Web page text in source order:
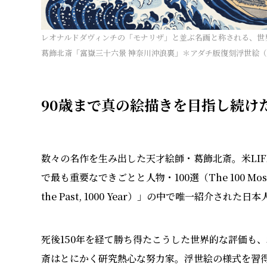
レオナルドダヴィンチの「モナリザ」と並ぶ名画と称される、
葛飾北斎「富嶽三十六景 神奈川沖浪裏」＊アダチ版復刻浮世絵
90歳まで真の絵描きを目指し続け
数々の名作を生み出した天才絵師・葛飾北斎。米
で最も重要なできごとと人物・100選（The 100
the Past, 1000 Year）」の中で唯一紹介された日本
死後150年を経て勝ち得たこうした世界的な評価も
斎はとにかく研究熱心な努力家。浮世絵の様式を習